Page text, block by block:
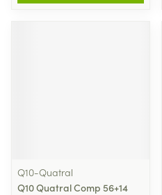
Q10-Quatral
Q10 Quatral Comp 56+14